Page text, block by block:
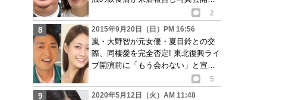
2
2015年9月20日（日）PM 16:56
嵐・大野智が元女優・夏目鈴との交
際、同棲愛を完全否定! 東北復興ライ
ブ開演前に「もう会わない」と宣言
5
2020年5月12日（火）AM 11:48